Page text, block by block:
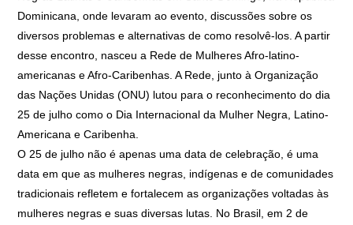
Dominicana, onde levaram ao evento, discussões sobre os
diversos problemas e alternativas de como resolvê-los. A partir
desse encontro, nasceu a Rede de Mulheres Afro-latino-
americanas e Afro-Caribenhas. A Rede, junto à Organização
das Nações Unidas (ONU) lutou para o reconhecimento do dia
25 de julho como o Dia Internacional da Mulher Negra, Latino-
Americana e Caribenha.
O 25 de julho não é apenas uma data de celebração, é uma
data em que as mulheres negras, indígenas e de comunidades
tradicionais refletem e fortalecem as organizações voltadas às
mulheres negras e suas diversas lutas. No Brasil, em 2 de